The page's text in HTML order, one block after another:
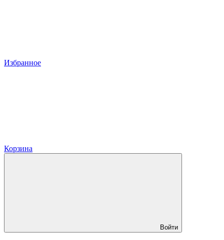
Избранное
Корзина
Войти